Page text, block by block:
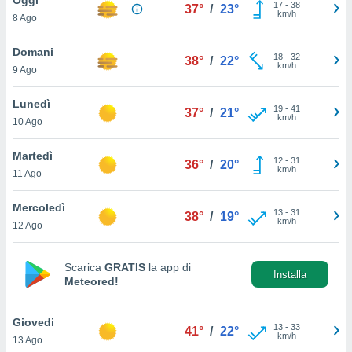
è
al sito
di
ci
di
il
un
la
nella
8 Ago
37° / 23° 17- 38
km/h
Domani
9 Ago
38° / 22° 18- 32
km/h
Lunedì
10 Ago
37° / 21° 19- 41
km/h
Martedì
11 Ago
36° / 20° 12- 31
km/h
Mercoledì
12 Ago
38° / 19° 13- 31
km/h
Scarica GRATIS la app di
Meteored!
Installa
Giovedi
13 Ago
41° / 22° 13- 33
km/h